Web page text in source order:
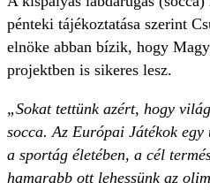
pénteki tájékoztatása szerint
elnöke abban bízik, hogy
projektben is sikeres lesz.
„Sokat tettünk azért, hogy
socca. Az Európai Játékok
a sportág életében, a cél
hamarabb ott lehessünk az